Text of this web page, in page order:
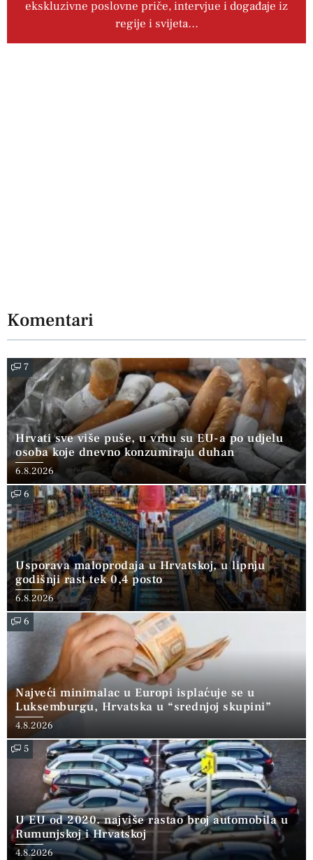
ekskluzivne poslovne priče, intervjue i događaje iz
regije i svijeta…
Komentari
7
Hrvati sve više puše, u vrhu su EU-a po udjelu
osoba koje dnevno konzumiraju duhan
6.8.2026
6
Usporava maloprodaja u Hrvatskoj, u lipnju
godišnji rast tek 0,4 posto
6.8.2026
6
Najveći minimalac u Europi isplaćuje se u
Luksemburgu, Hrvatska u “srednjoj skupini”
4.8.2026
5
U EU od 2020. najviše rastao broj automobila u
Rumunjskoj i Hrvatskoj
4.8.2026